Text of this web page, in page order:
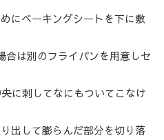
にベーキングシートを下に敷
は別のフライパンを用意しセ
に刺してなにもついてこなけ
出して膨らんだ部分を切り落